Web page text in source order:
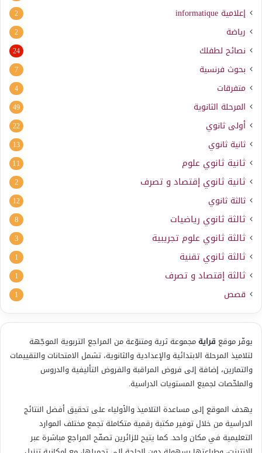
إعلامية informatique
2
رياضة 2
نصائح لطفلك 24
بحوث فرنسية 7
متفرقات 4
المرحلة الثانوية 49
أولى ثانوي 22
ثانية ثانوي 13
ثانية ثانوي علوم 11
ثانية ثانوي إقتصاد و تصرف 2
ثالثة ثانوي 12
ثالثة ثانوي رياضيات 8
ثالثة ثانوي علوم تجريبية 3
ثالثة ثانوي تقنية 1
ثالثة إقتصاد و تصرف 1
قصص 1
يوفّر موقع قرايةمجموعة ثرية ومتنوّعة من المراجع التربوية الموجّهة
لتلاميذ المرحلة الابتدائية والإعدادية والثانوية، تشمل الامتحانات والتقييمات
والتمارين، إضافة إلى فروض المراقبة والفروض التأليفية والدروس
والملخّصات لجميع المستويات الدراسية.
يهدف الموقع إلى مساعدة التلاميذ والأولياء على تحقيق أفضل النتائج
الدراسية من خلال توفير مكتبة رقمية متكاملة تجمع مختلف الموارد
التعليمية في مكان واحد. كما يتيح للزائرين تصفّح المراجع مباشرة عبر